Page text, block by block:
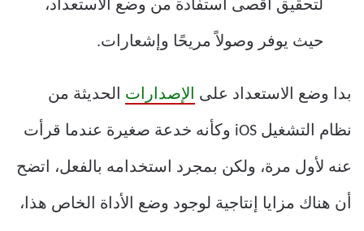
لتحقيق أقصى استفادة من وضع الاستعداد،
حيث يوفر وصولاً مريحًا وإشعارات.
بدا وضع الاستعداد على الإصدارات الحديثة من
نظام التشغيل iOS وكأنه خدعة صغيرة عندما قرأت
عنه لأول مرة، ولكن بمجرد استخدامه بالفعل، اتضح
أن هناك مزايا إنتاجية لوجود وضع الأداة الخاص هذا،